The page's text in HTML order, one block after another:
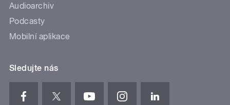
Audioarchiv
Podcasty
Mobilní aplikace
Sledujte nás